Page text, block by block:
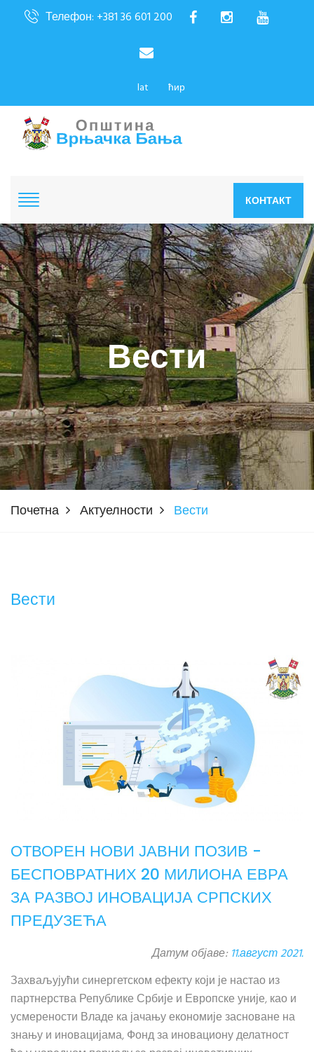
Телефон: +381 36 601 200
lat ћир
КОНТАКТ
Вести
Почетна Актуелности Вести
Вести
ОТВОРЕН НОВИ ЈАВНИ ПОЗИВ -
БЕСПОВРАТНИХ 20 МИЛИОНА ЕВРА
ЗА РАЗВОЈ ИНОВАЦИЈА СРПСКИХ
ПРЕДУЗЕЋА
Датум објаве:11.август 2021.
Захваљујући синергетском ефекту који је настао из
партнерства Републике Србије и Европске уније, као и
усмерености Владе ка јачању економије засноване на
знању и иновацијама, Фонд за иновациону делатност